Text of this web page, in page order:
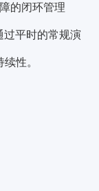
的闭环管理
过平时的常规演
性。